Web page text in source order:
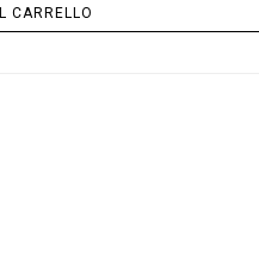
CARRELLO